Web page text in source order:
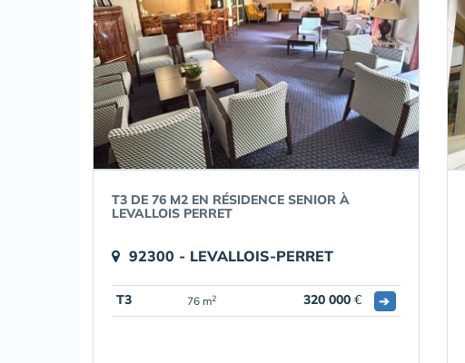
T3 DE 76 M2 EN RÉSIDENCE SENIOR À
LEVALLOIS PERRET
92300 - LEVALLOIS-PERRET
T3 76 m2 320 000 € ➔